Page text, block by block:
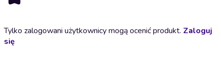
Tylko zalogowani użytkownicy mogą ocenić produkt. Zaloguj
się